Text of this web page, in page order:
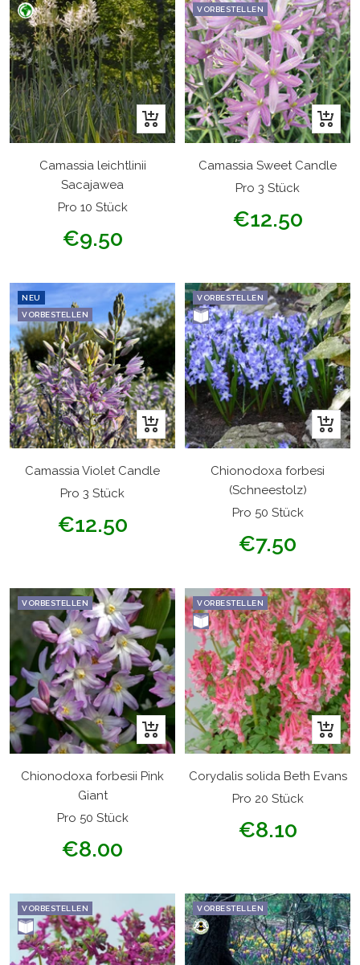
In
den
Warenkorb
Camassia leichtlinii
Sacajawea
Pro 10 Stück
Angebotspreis
€9.50
VORBESTELLEN
In
den
Camassia Sweet Candle
Pro 3 Stück
Angebotspreis
€12.50
NEU
VORBESTELLEN
In
den
Warenkorb
Camassia Violet Candle
Pro 3 Stück
Angebotspreis
€12.50
VORBESTELLEN
In
den
Chionodoxa forbesi
(Schneestolz)
Pro 50 Stück
Angebotspreis
€7.50
VORBESTELLEN
In
den
Warenkorb
Chionodoxa forbesii Pink
Giant
Pro 50 Stück
Angebotspreis
€8.00
VORBESTELLEN
In
den
Corydalis solida Beth Evans
Pro 20 Stück
Angebotspreis
€8.10
VORBESTELLEN VORBESTELLEN